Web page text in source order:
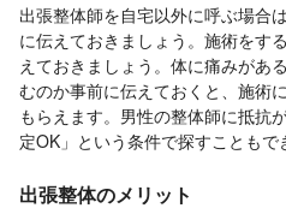
出張整体師を自宅以外に呼ぶ場合
に伝えておきましょう。施術をす
えておきましょう。体に痛みがあ
むのか事前に伝えておくと、施術
もらえます。男性の整体師に抵抗
定OK」という条件で探すこともで
出張整体のメリット